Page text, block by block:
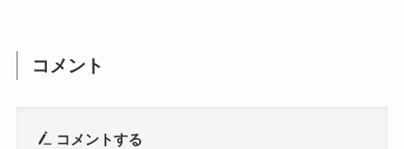
コメント
コメントする